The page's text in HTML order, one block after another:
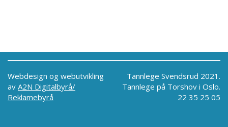
Webdesign og webutvikling
av A2N Digitalbyrå/
Reklamebyrå
Tannlege Svendsrud 2021.
Tannlege på Torshov i Oslo.
22 35 25 05